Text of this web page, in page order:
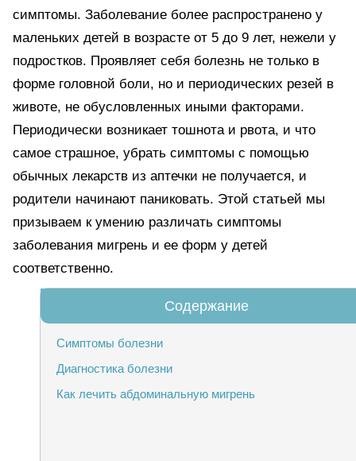
симптомы. Заболевание более распространено у
маленьких детей в возрасте от 5 до 9 лет, нежели у
подростков. Проявляет себя болезнь не только в
форме головной боли, но и периодических резей в
животе, не обусловленных иными факторами.
Периодически возникает тошнота и рвота, и что
самое страшное, убрать симптомы с помощью
обычных лекарств из аптечки не получается, и
родители начинают паниковать. Этой статьей мы
призываем к умению различать симптомы
заболевания мигрень и ее форм у детей
соответственно.
Симптомы болезни
Диагностика болезни
Как лечить абдоминальную мигрень